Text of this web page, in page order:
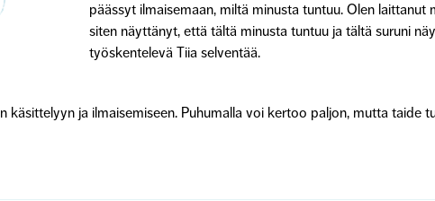
päässyt ilmaisemaan, miltä minusta tuntuu. Olen laittanut
siten näyttänyt, että tältä minusta tuntuu ja tältä suruni
työskentelevä Tiia selventää.
käsittelyyn ja ilmaisemiseen. Puhumalla voi kertoo paljon, mutta taide